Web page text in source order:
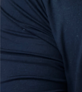
MICROSOFT